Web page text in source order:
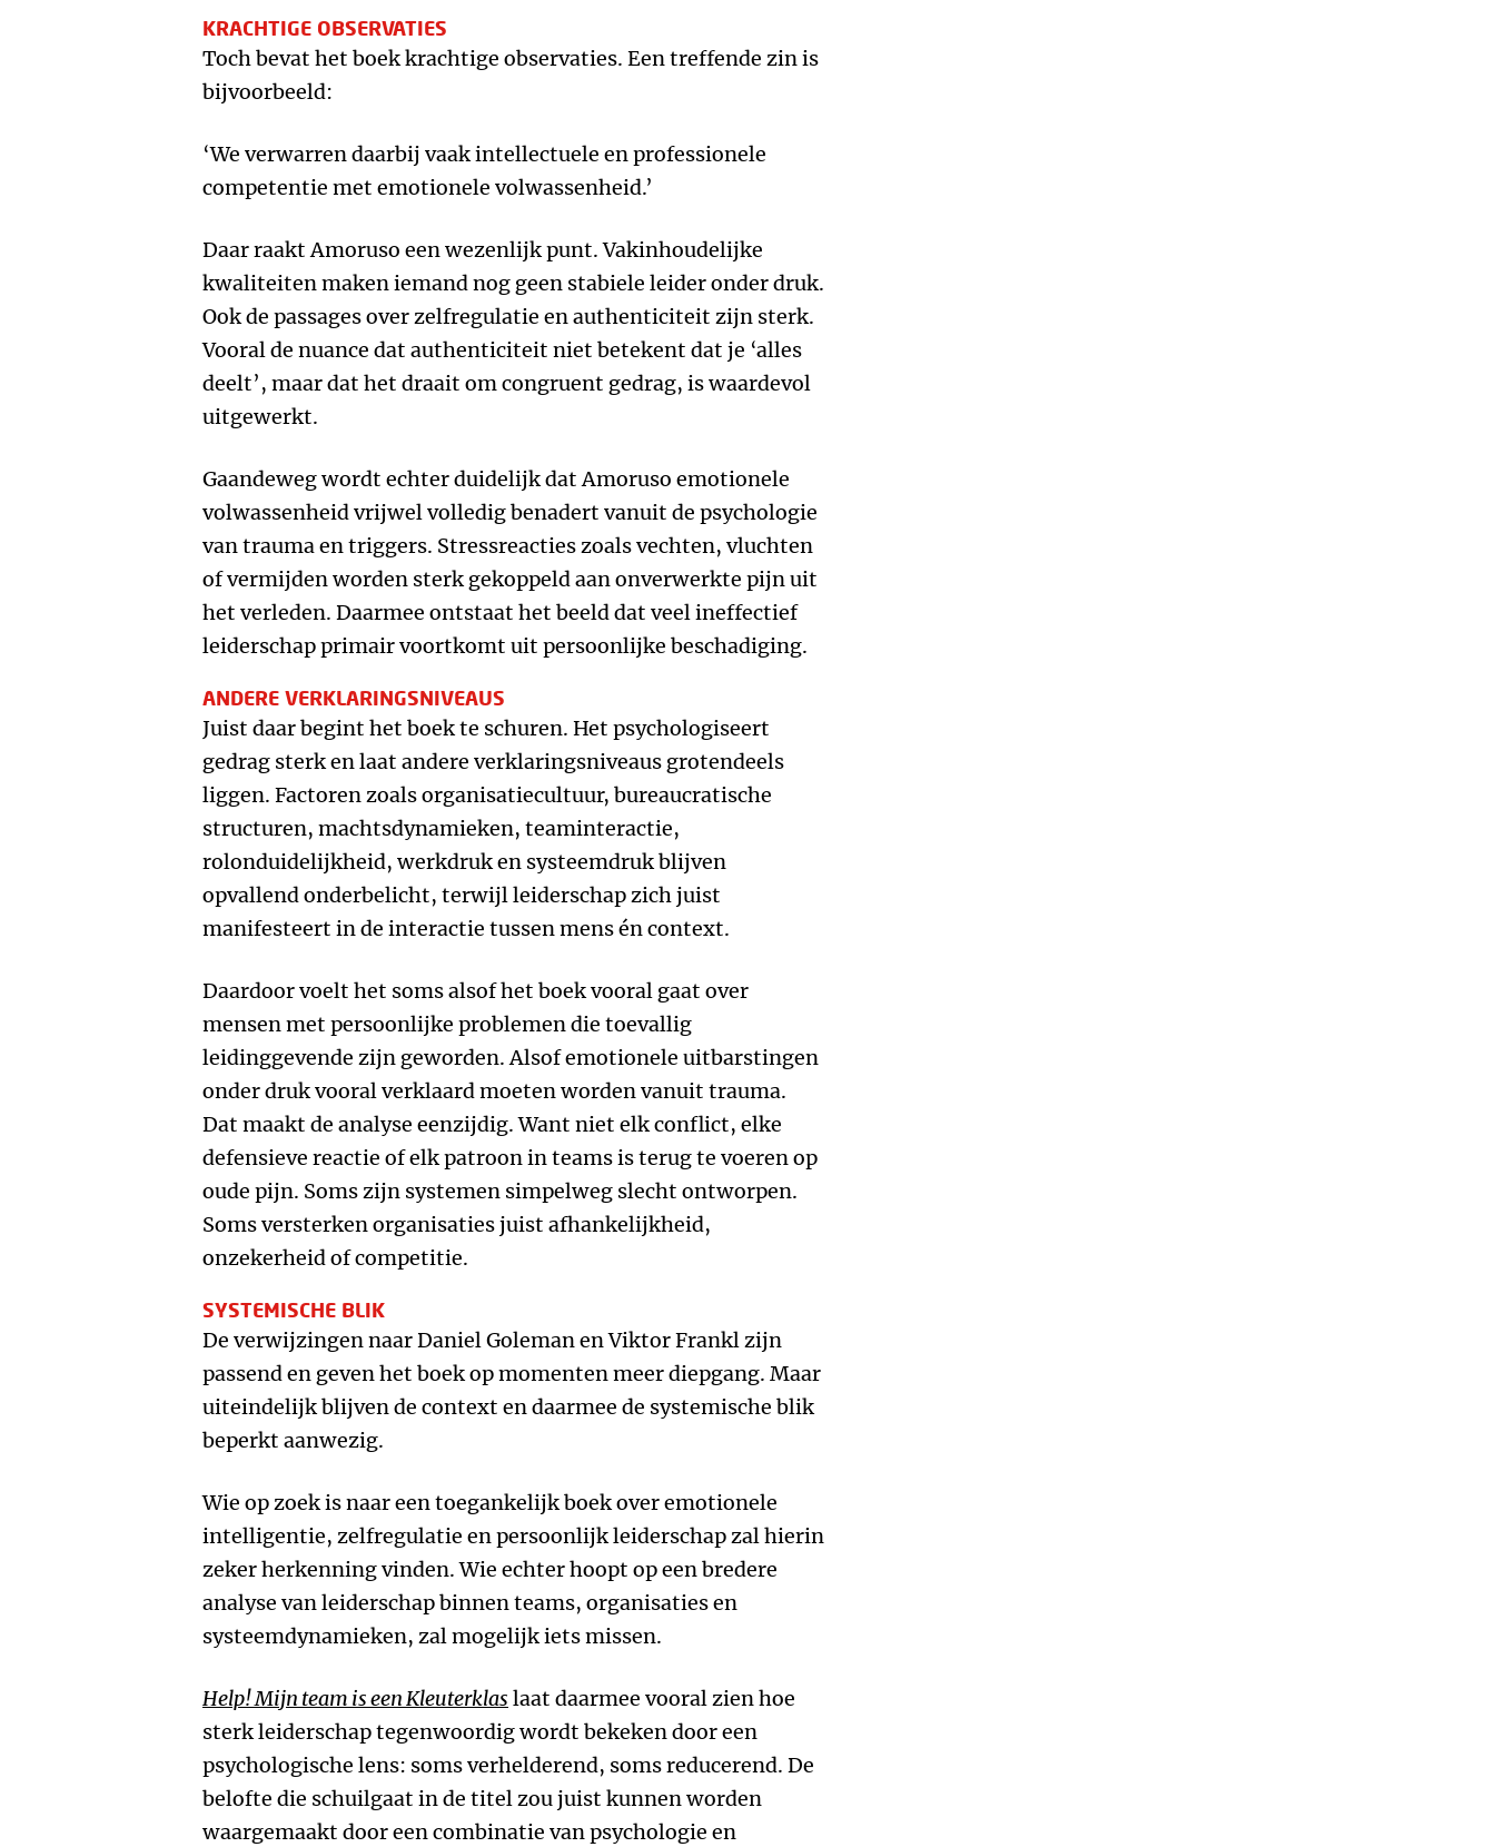
KRACHTIGE OBSERVATIES
Toch bevat het boek krachtige observaties. Een treffende zin is
bijvoorbeeld:
‘We verwarren daarbij vaak intellectuele en professionele
competentie met emotionele volwassenheid.’
Daar raakt Amoruso een wezenlijk punt. Vakinhoudelijke
kwaliteiten maken iemand nog geen stabiele leider onder druk.
Ook de passages over zelfregulatie en authenticiteit zijn sterk.
Vooral de nuance dat authenticiteit niet betekent dat je ‘alles
deelt’, maar dat het draait om congruent gedrag, is waardevol
uitgewerkt.
Gaandeweg wordt echter duidelijk dat Amoruso emotionele
volwassenheid vrijwel volledig benadert vanuit de psychologie
van trauma en triggers. Stressreacties zoals vechten, vluchten
of vermijden worden sterk gekoppeld aan onverwerkte pijn uit
het verleden. Daarmee ontstaat het beeld dat veel ineffectief
leiderschap primair voortkomt uit persoonlijke beschadiging.
ANDERE VERKLARINGSNIVEAUS
Juist daar begint het boek te schuren. Het psychologiseert
gedrag sterk en laat andere verklaringsniveaus grotendeels
liggen. Factoren zoals organisatiecultuur, bureaucratische
structuren, machtsdynamieken, teaminteractie,
rolonduidelijkheid, werkdruk en systeemdruk blijven
opvallend onderbelicht, terwijl leiderschap zich juist
manifesteert in de interactie tussen mens én context.
Daardoor voelt het soms alsof het boek vooral gaat over
mensen met persoonlijke problemen die toevallig
leidinggevende zijn geworden. Alsof emotionele uitbarstingen
onder druk vooral verklaard moeten worden vanuit trauma.
Dat maakt de analyse eenzijdig. Want niet elk conflict, elke
defensieve reactie of elk patroon in teams is terug te voeren op
oude pijn. Soms zijn systemen simpelweg slecht ontworpen.
Soms versterken organisaties juist afhankelijkheid,
onzekerheid of competitie.
SYSTEMISCHE BLIK
De verwijzingen naar Daniel Goleman en Viktor Frankl zijn
passend en geven het boek op momenten meer diepgang. Maar
uiteindelijk blijven de context en daarmee de systemische blik
beperkt aanwezig.
Wie op zoek is naar een toegankelijk boek over emotionele
intelligentie, zelfregulatie en persoonlijk leiderschap zal hierin
zeker herkenning vinden. Wie echter hoopt op een bredere
analyse van leiderschap binnen teams, organisaties en
systeemdynamieken, zal mogelijk iets missen.
Help! Mijn team is een Kleuterklas laat daarmee vooral zien hoe
sterk leiderschap tegenwoordig wordt bekeken door een
psychologische lens: soms verhelderend, soms reducerend. De
belofte die schuilgaat in de titel zou juist kunnen worden
waargemaakt door een combinatie van psychologie en